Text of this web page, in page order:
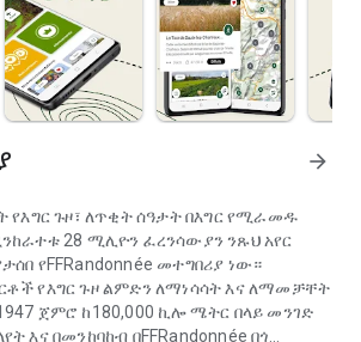
arrow_forward
የእግር ጉዞ፣ ለጥቂት ሰዓታት በእግር የሚራመዱ
28 ሚሊዮን ፈረንሳውያን ንጹህ አየር
የFFRandonnée መተግበሪያ ነው።
የእግር ጉዞ ልምድን ለማነሳሳት እና ለማመቻቸት
ጀምሮ ከ180,000 ኪሎ ሜትር በላይ መንገድ
እና በመንከባከብ በFFRandonnée በጎ